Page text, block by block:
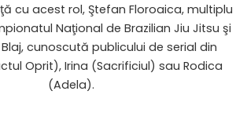
cu acest rol, Ştefan Floroaica, multiplu
Naţional de Brazilian Jiu Jitsu şi
cunoscută publicului de serial din
Oprit), Irina (Sacrificiul) sau Rodica
(Adela).